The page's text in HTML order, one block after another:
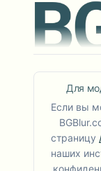
Для
Если вы
страницу
наших